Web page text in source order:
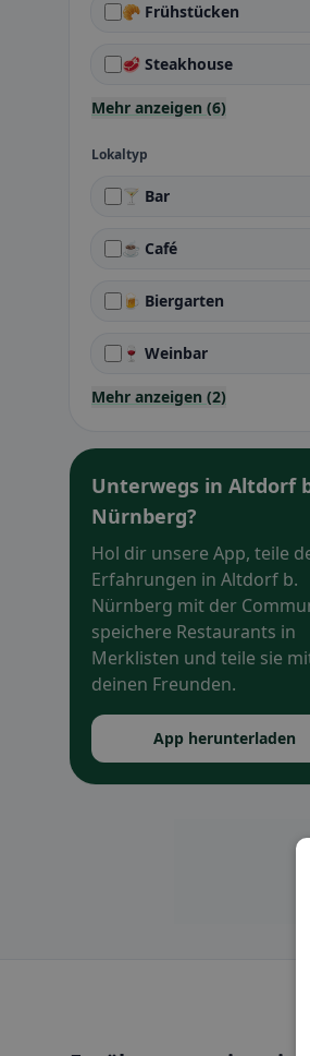
🥐 Frühstücken
🥩 Steakhouse
Mehr anzeigen (6)
Lokaltyp
🍸 Bar
☕ Café
🍺 Biergarten
🍷 Weinbar
Mehr anzeigen (2)
Unterwegs in Altdorf
Nürnberg?
Hol dir unsere App, teile
Erfahrungen in Altdorf b.
Nürnberg mit der
speichere Restaurants in
Merklisten und teile sie
deinen Freunden.
App herunterladen